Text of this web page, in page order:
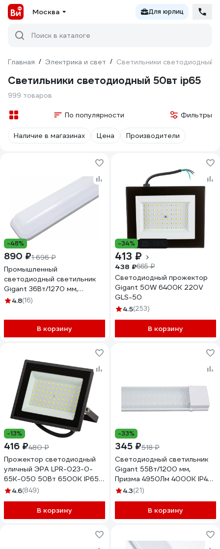
Москва Для юрлиц
Поиск в каталоге
Главная / Электрика и свет / Светильники светодиодный
Светильники светодиодный 50вт ip65
999 товаров
По популярности Фильтры
Наличие в магазинах Цена Производители
-48%
890 ₽1 696 ₽
Промышленный
светодиодный светильник
Gigant 36Вт/1270 мм,
Матовый 3420Лм 4000К
4.8(16)
В корзину
-34%
413 ₽
438 ₽665 ₽
Светодиодный прожектор
Gigant 50W 6400К 220V
GLS-50
4.5(253)
В корзину
-13%
416 ₽480 ₽
Прожектор светодиодный
уличный ЭРА LPR-023-0-
65K-050 50Вт 6500K IP65
Б0052024
4.6(849)
В корзину
-33%
345 ₽518 ₽
Cветодиодный светильник
Gigant 55Вт/1200 мм,
Призма 4950Лм 4000К IP40
GL-02-03
4.3(21)
В корзину